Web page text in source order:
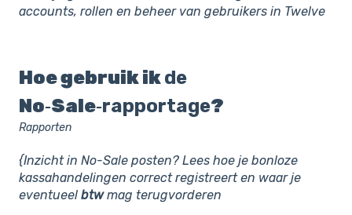
accounts, rollen en beheer van gebruikers in Twelve
Hoe gebruik ikde
No‑Sale‑rapportage?
Rapporten
{Inzicht in No-Sale posten? Lees hoe je bonloze
kassahandelingen correct registreert en waar je
eventueel btwmag terugvorderen